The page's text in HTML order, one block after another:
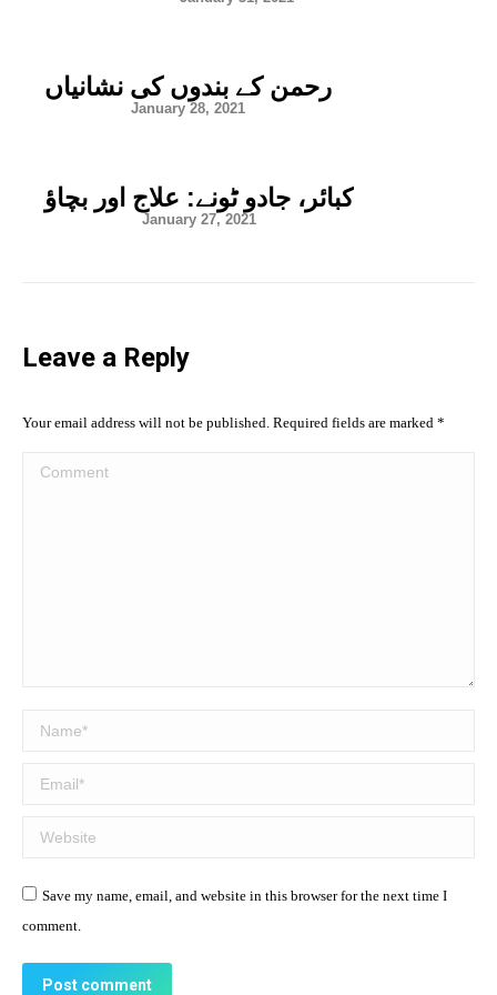
رحمن کے بندوں کی نشانیاں
January 28, 2021
کبائر، جادو ٹونے: علاج اور بچاؤ
January 27, 2021
Leave a Reply
Your email address will not be published. Required fields are marked *
Comment
Name *
Email *
Website
Save my name, email, and website in this browser for the next time I
comment.
Post comment